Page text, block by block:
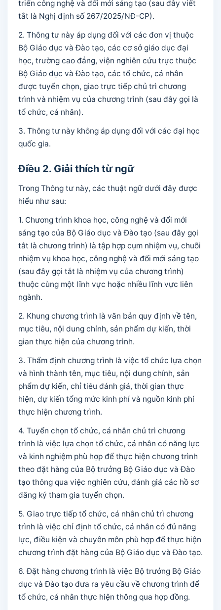
triển công nghệ và đổi mới sáng tạo (sau đây viết
tắt là Nghị định số 267/2025/NĐ-CP).
2. Thông tư này áp dụng đối với các đơn vị thuộc
Bộ Giáo dục và Đào tạo, các cơ sở giáo dục đại
học, trường cao đẳng, viện nghiên cứu trực thuộc
Bộ Giáo dục và Đào tạo, các tổ chức, cá nhân
được tuyển chọn, giao trực tiếp chủ trì chương
trình và nhiệm vụ của chương trình (sau đây gọi là
tổ chức, cá nhân).
3. Thông tư này không áp dụng đối với các đại học
quốc gia.
Điều 2. Giải thích từ ngữ
Trong Thông tư này, các thuật ngữ dưới đây được
hiểu như sau:
1. Chương trình khoa học, công nghệ và đổi mới
sáng tạo của Bộ Giáo dục và Đào tạo (sau đây gọi
tắt là chương trình) là tập hợp cụm nhiệm vụ, chuỗi
nhiệm vụ khoa học, công nghệ và đổi mới sáng tạo
(sau đây gọi tắt là nhiệm vụ của chương trình)
thuộc cùng một lĩnh vực hoặc nhiều lĩnh vực liên
ngành.
2. Khung chương trình là văn bản quy định về tên,
mục tiêu, nội dung chính, sản phẩm dự kiến, thời
gian thực hiện của chương trình.
3. Thẩm định chương trình là việc tổ chức lựa chọn
và hình thành tên, mục tiêu, nội dung chính, sản
phẩm dự kiến, chỉ tiêu đánh giá, thời gian thực
hiện, dự kiến tổng mức kinh phí và nguồn kinh phí
thực hiện chương trình.
4. Tuyển chọn tổ chức, cá nhân chủ trì chương
trình là việc lựa chọn tổ chức, cá nhân có năng lực
và kinh nghiệm phù hợp để thực hiện chương trình
theo đặt hàng của Bộ trưởng Bộ Giáo dục và Đào
tạo thông qua việc nghiên cứu, đánh giá các hồ sơ
đăng ký tham gia tuyển chọn.
5. Giao trực tiếp tổ chức, cá nhân chủ trì chương
trình là việc chỉ định tổ chức, cá nhân có đủ năng
lực, điều kiện và chuyên môn phù hợp để thực hiện
chương trình đặt hàng của Bộ Giáo dục và Đào tạo.
6. Đặt hàng chương trình là việc Bộ trưởng Bộ Giáo
dục và Đào tạo đưa ra yêu cầu về chương trình để
tổ chức, cá nhân thực hiện thông qua hợp đồng.